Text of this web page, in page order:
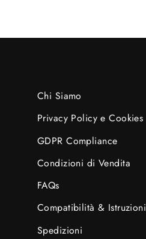
Chi Siamo
Privacy Policy e Cookies
GDPR Compliance
Condizioni di Vendita
FAQs
Compatibilità & Istruzioni
Spedizioni